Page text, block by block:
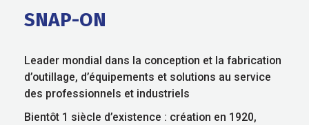
SNAP-ON
Leader mondial dans la conception et la fabrication
d’outillage, d’équipements et solutions au service
des professionnels et industriels
Bientôt 1 siècle d’existence : création en 1920,